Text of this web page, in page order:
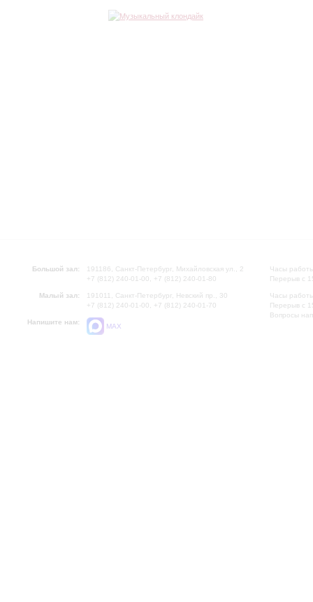
Большой зал:
191186, Санкт-Петербург, Михайловская ул., 2
+7 (812) 240-01-00, +7 (812) 240-01-80
Малый зал:
191011, Санкт-Петербург, Невский пр., 30
+7 (812) 240-01-00, +7 (812) 240-01-70
Напишите нам:
MAX
Часы
Перерыв с
Часы
Перерыв с
Вопросы